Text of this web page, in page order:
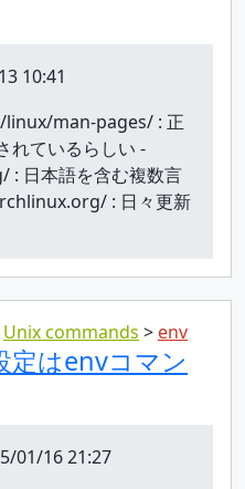
10:41
man-pages/ : 正
れているらしい -
日本語を含む複数言
: 日々更新
Unix commands env
定はenvコマン
01/16 21:27